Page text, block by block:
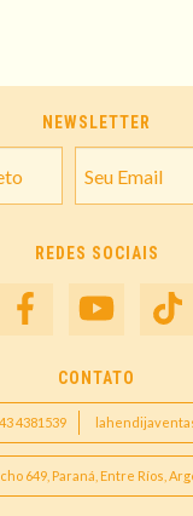
NEWSLETTER
REDES SOCIAIS
CONTATO
4381539
649, Paraná, Entre Ríos,